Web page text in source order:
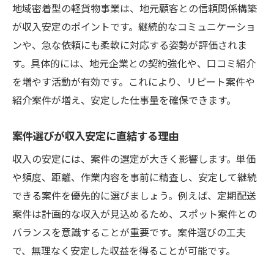
地域密着型の軽貨物事業は、地元顧客との信頼関係構築
が収入安定のポイントです。継続的なコミュニケーショ
ンや、急な依頼にも柔軟に対応する姿勢が評価されま
す。具体的には、地元企業との契約強化や、口コミ紹介
を増やす活動が有効です。これにより、リピート案件や
紹介案件が増え、安定した仕事量を確保できます。
案件選びが収入安定に直結する理由
収入の安定には、案件の選定が大きく影響します。単価
や頻度、距離、作業内容を事前に精査し、安定して継続
できる案件を優先的に選びましょう。例えば、定期配送
案件は計画的な収入が見込めるため、スポット案件との
バランスを意識することが重要です。案件選びの工夫
で、無理なく安定した収益を得ることが可能です。